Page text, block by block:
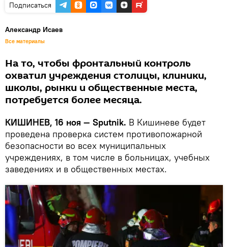
Подписаться
Александр Исаев
Все материалы
На то, чтобы фронтальный контроль
охватил учреждения столицы, клиники,
школы, рынки и общественные места,
потребуется более месяца.
КИШИНЕВ, 16 ноя — Sputnik. В Кишиневе будет
проведена проверка систем противопожарной
безопасности во всех муниципальных
учреждениях, в том числе в больницах, учебных
заведениях и в общественных местах.